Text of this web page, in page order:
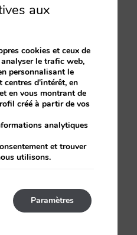
leur
pas sur les
l’étiquette
].
entre
Expedia
sur
sites Web
aux
cookies et ceux de
le trafic web,
personnalisant le
centres d'intérêt, en
en vous montrant de
créé à partir de vos
analytiques
et trouver
utilisons.
Paramètres